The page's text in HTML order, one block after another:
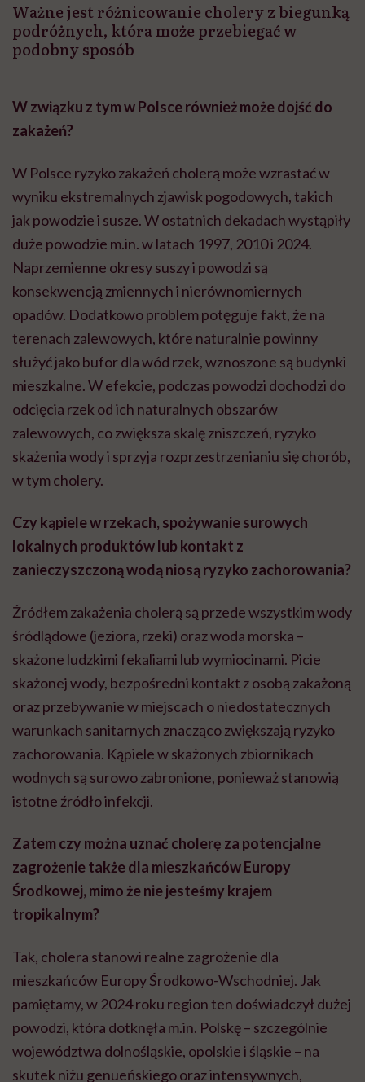
Ważne jest różnicowanie cholery z biegunką
podróżnych, która może przebiegać w
podobny sposób
W związku z tym w Polsce również może dojść do
zakażeń?
W Polsce ryzyko zakażeń cholerą może wzrastać w
wyniku ekstremalnych zjawisk pogodowych, takich
jak powodzie i susze. W ostatnich dekadach wystąpiły
duże powodzie m.in. w latach 1997, 2010 i 2024.
Naprzemienne okresy suszy i powodzi są
konsekwencją zmiennych i nierównomiernych
opadów. Dodatkowo problem potęguje fakt, że na
terenach zalewowych, które naturalnie powinny
służyć jako bufor dla wód rzek, wznoszone są budynki
mieszkalne. W efekcie, podczas powodzi dochodzi do
odcięcia rzek od ich naturalnych obszarów
zalewowych, co zwiększa skalę zniszczeń, ryzyko
skażenia wody i sprzyja rozprzestrzenianiu się chorób,
w tym cholery.
Czy kąpiele w rzekach, spożywanie surowych
lokalnych produktów lub kontakt z
zanieczyszczoną wodą niosą ryzyko zachorowania?
Źródłem zakażenia cholerą są przede wszystkim wody
śródlądowe (jeziora, rzeki) oraz woda morska –
skażone ludzkimi fekaliami lub wymiocinami. Picie
skażonej wody, bezpośredni kontakt z osobą zakażoną
oraz przebywanie w miejscach o niedostatecznych
warunkach sanitarnych znacząco zwiększają ryzyko
zachorowania. Kąpiele w skażonych zbiornikach
wodnych są surowo zabronione, ponieważ stanowią
istotne źródło infekcji.
Zatem czy można uznać cholerę za potencjalne
zagrożenie także dla mieszkańców Europy
Środkowej, mimo że nie jesteśmy krajem
tropikalnym?
Tak, cholera stanowi realne zagrożenie dla
mieszkańców Europy Środkowo-Wschodniej. Jak
pamiętamy, w 2024 roku region ten doświadczył dużej
powodzi, która dotknęła m.in. Polskę – szczególnie
województwa dolnośląskie, opolskie i śląskie – na
skutek niżu genueńskiego oraz intensywnych,